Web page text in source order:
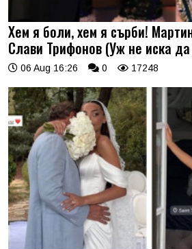
Хем я боли, хем я сърби!
Слави Трифонов (Уж не иска
06 Aug 16:26 0 17248